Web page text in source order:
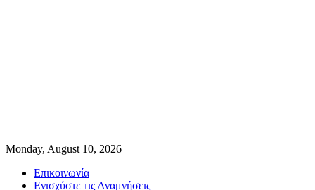
Monday, August 10, 2026
Επικοινωνία
Ενισχύστε τις Αναμνήσεις